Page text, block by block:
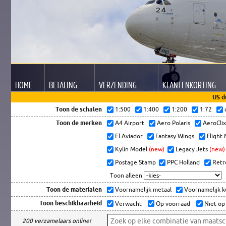
HOME BETALING VERZENDING KLANTENKORTING
US
Toon de schalen
1:500 1:400 1:200 1:72
Toon de merken A4 Airport Aero Polaris
El Aviador
Fantasy Wings
Flight
Kylin Model (new) Legacy Jets (new)
Postage Stamp
PPC Holland
Toon alleen
Toon de materialen Voornamelijk metaal Voornamelijk
Toon beschikbaarheid Verwacht Op voorraad Niet
200 verzamelaars online!